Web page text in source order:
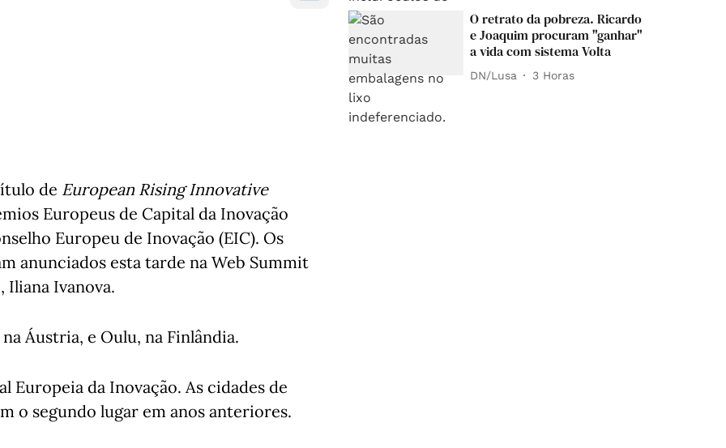
de European Rising Innovative
Europeus de Capital da Inovação
Europeu de Inovação (EIC). Os
anunciados esta tarde na Web Summit
Iliana Ivanova.
Áustria, e Oulu, na Finlândia.
Europeia da Inovação. As cidades de
o segundo lugar em anos anteriores.
O retrato da pobreza. Ricardo
e Joaquim procuram "ganhar"
a vida com sistema Volta
DN/Lusa 3 Horas